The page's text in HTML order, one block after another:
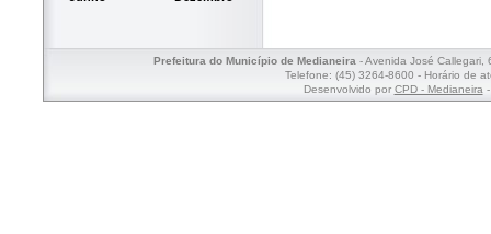
Prefeitura do Município de Medianeira- Avenida José Callegari,
Telefone: (45) 3264-8600 - Horário de
Desenvolvido por CPD - Medianeira-